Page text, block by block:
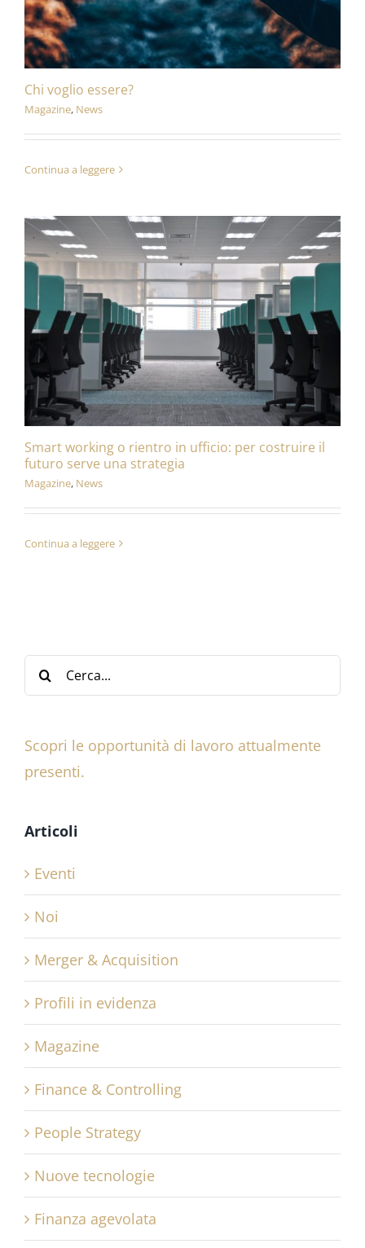
Chi voglio essere?
Magazine, News
Continua a leggere
Smart working o rientro in ufficio: per costruire il
futuro serve una strategia
Magazine, News
Continua a leggere
Cerca
per:
Scopri le opportunità di lavoro attualmente
presenti.
Articoli
Eventi
Noi
Merger & Acquisition
Profili in evidenza
Magazine
Finance & Controlling
People Strategy
Nuove tecnologie
Finanza agevolata